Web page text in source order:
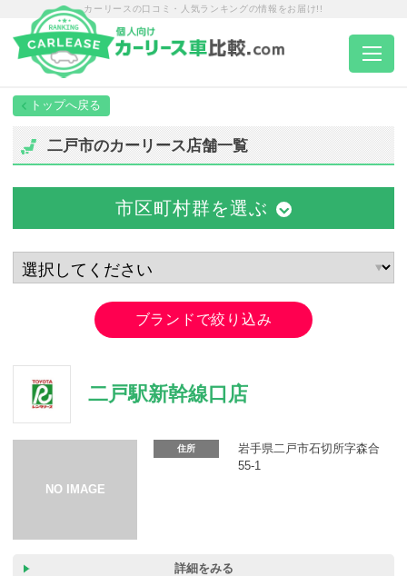
カーリースの口コミ・人気ランキングの情報をお届け!!
トップページ
エリア別ランキング
エリア別店舗一覧
カーリース体験談
二戸市のカーリース店舗一覧
市区町村群を選ぶ
ブランドで絞り込み
二戸駅新幹線口店
住所
岩手県二戸市石切所字森合
55-1
詳細をみる